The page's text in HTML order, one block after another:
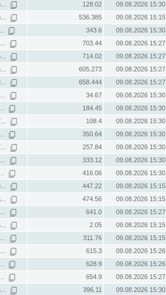
128.02
09.08.2026 15:30
536.385
09.08.2026 15:15
343.6
09.08.2026 15:30
703.44
09.08.2026 15:27
714.02
09.08.2026 15:27
605.273
09.08.2026 15:27
658.444
09.08.2026 15:27
34.67
09.08.2026 15:30
184.45
09.08.2026 15:30
108.4
09.08.2026 15:30
350.64
09.08.2026 15:30
257.84
09.08.2026 15:30
333.12
09.08.2026 15:30
416.06
09.08.2026 15:30
447.22
09.08.2026 15:15
474.56
09.08.2026 15:15
641.0
09.08.2026 15:27
2.05
09.08.2026 15:15
311.76
09.08.2026 15:15
615.3
09.08.2026 15:26
628.9
09.08.2026 15:26
654.9
09.08.2026 15:27
396.11 09.08.2026 15:30